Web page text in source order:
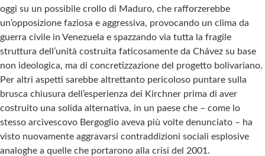
oggi su un possibile crollo di Maduro, che rafforzerebbe
un’opposizione faziosa e aggressiva, provocando un clima da
guerra civile in Venezuela e spazzando via tutta la fragile
struttura dell’unità costruita faticosamente da Chávez su base
non ideologica, ma di concretizzazione del progetto bolivariano.
Per altri aspetti sarebbe altrettanto pericoloso puntare sulla
brusca chiusura dell’esperienza dei Kirchner prima di aver
costruito una solida alternativa, in un paese che – come lo
stesso arcivescovo Bergoglio aveva più volte denunciato – ha
visto nuovamente aggravarsi contraddizioni sociali esplosive
analoghe a quelle che portarono alla crisi del 2001.